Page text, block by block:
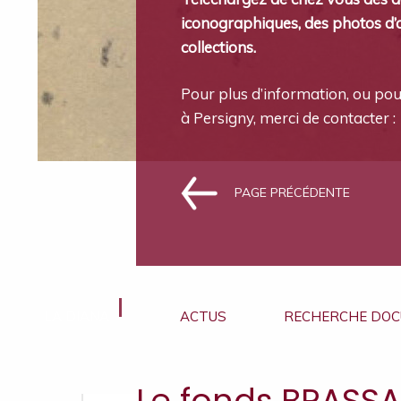
iconographiques, des photos
collections.
Pour plus d’information, ou
à Persigny, merci de contacter :
PAGE PRÉCÉDENTE
ACTUS RECHERCHE